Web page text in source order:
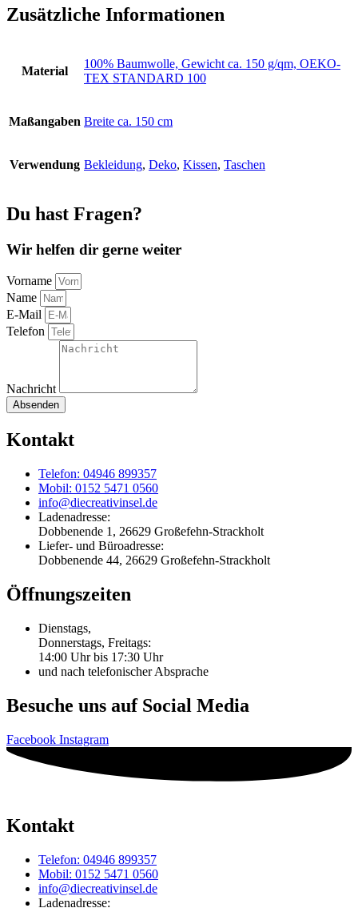
Karo"
Menge
Zusätzliche Informationen
Material
100% Baumwolle, Gewicht ca. 150 g/qm, OEKO-
TEX STANDARD 100
Maßangaben Breite ca. 150 cm
Verwendung Bekleidung, Deko, Kissen, Taschen
Du hast Fragen?
Wir helfen dir gerne weiter
Vorname
Name
E-Mail
Telefon
Nachricht
Absenden
Kontakt
Telefon: 04946 899357
Mobil: 0152 5471 0560
info@diecreativinsel.de
Ladenadresse:
Dobbenende 1, 26629 Großefehn-Strackholt
Liefer- und Büroadresse:
Dobbenende 44, 26629 Großefehn-Strackholt
Öffnungszeiten
Dienstags,
Donnerstags, Freitags:
14:00 Uhr bis 17:30 Uhr
und nach telefonischer Absprache
Besuche uns auf Social Media
Facebook Instagram
Kontakt
Telefon: 04946 899357
Mobil: 0152 5471 0560
info@diecreativinsel.de
Ladenadresse: